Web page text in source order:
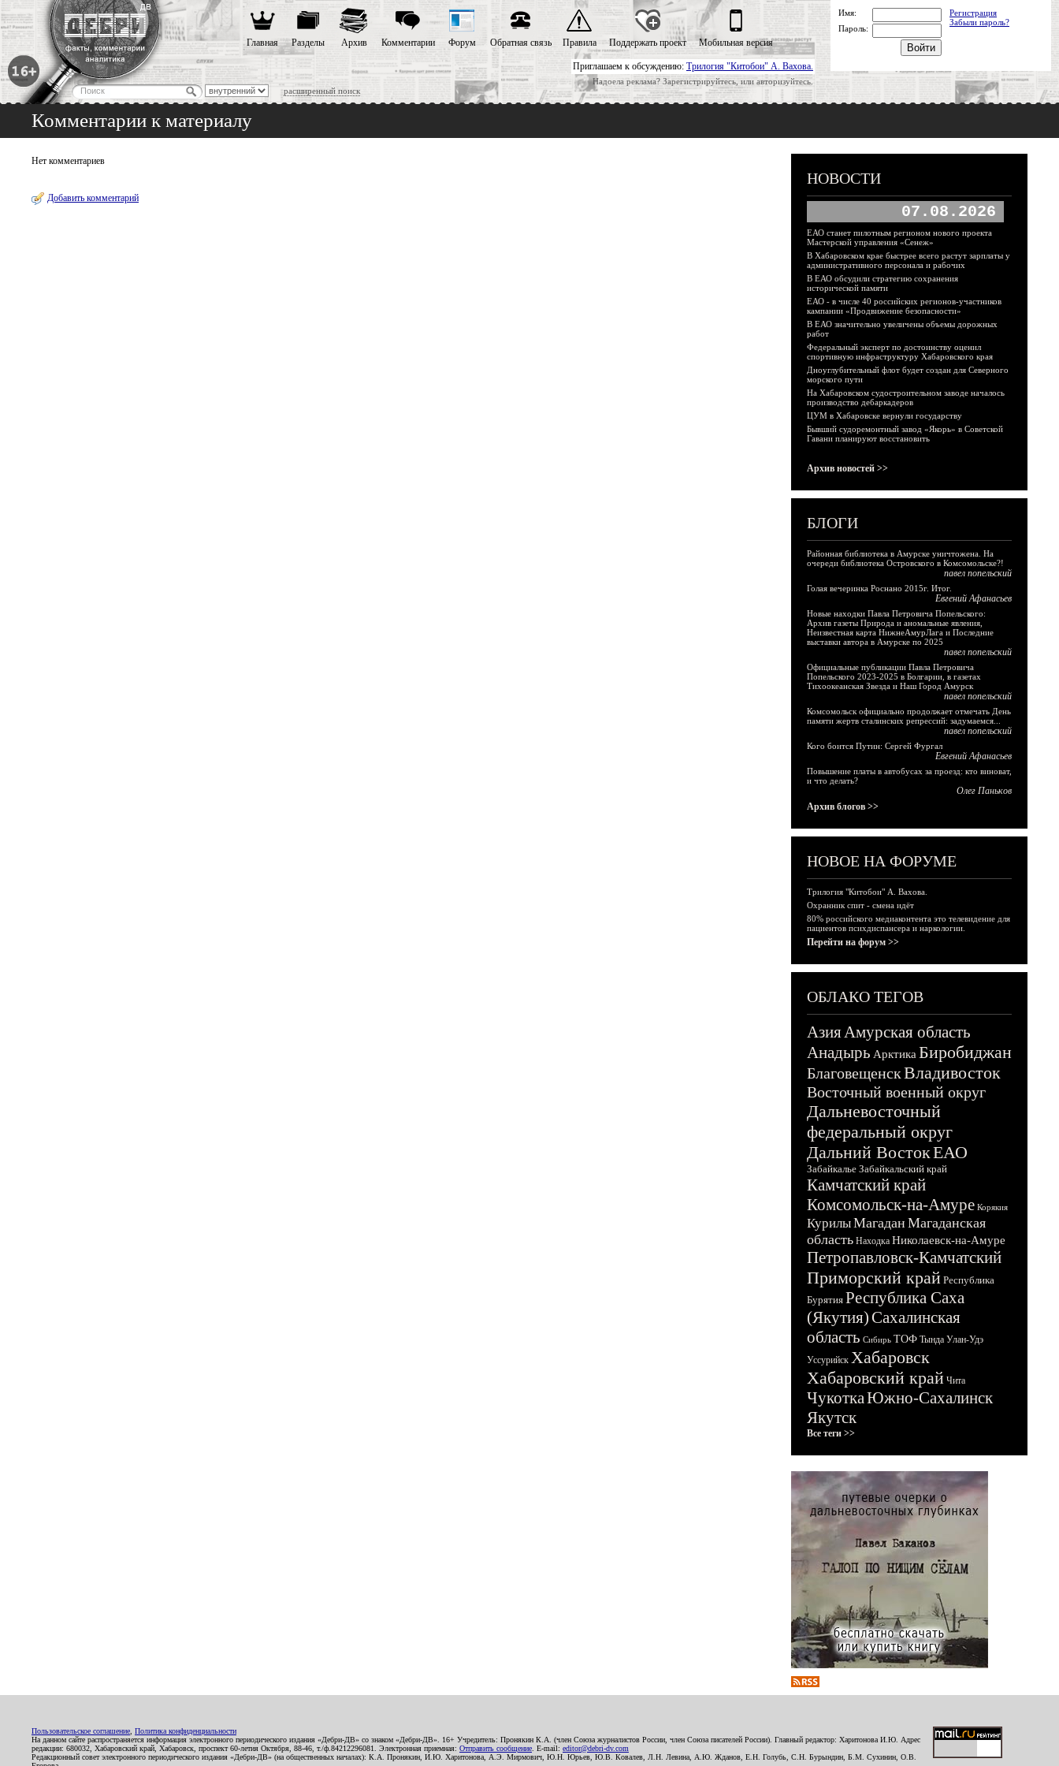
Приглашаем к обсуждению: Трилогия "Китобои" А. Вахова.
Надоела реклама? Зарегистрируйтесь, или авторизуйтесь.
расширенный поиск
Главная Разделы Архив Комментарии Форум Обратная связь Правила Поддержать проект Мобильная версия
Имя:
Регистрация
Забыли пароль?
Пароль:
Комментарии к материалу
Нет комментариев
Добавить комментарий
НОВОСТИ
07.08.2026
ЕАО станет пилотным регионом нового проекта
Мастерской управления «Сенеж»
В Хабаровском крае быстрее всего растут зарплаты у
административного персонала и рабочих
В ЕАО обсудили стратегию сохранения
исторической памяти
ЕАО - в числе 40 российских регионов-участников
кампании «Продвижение безопасности»
В ЕАО значительно увеличены объемы дорожных
работ
Федеральный эксперт по достоинству оценил
спортивную инфраструктуру Хабаровского края
Дноуглубительный флот будет создан для Северного
морского пути
На Хабаровском судостроительном заводе началось
производство дебаркадеров
ЦУМ в Хабаровске вернули государству
Бывший судоремонтный завод «Якорь» в Советской
Гавани планируют восстановить
Архив новостей >>
БЛОГИ
Районная библиотека в Амурске уничтожена. На
очереди библиотека Островского в Комсомольске?!
павел попельский
Голая вечеринка Роснано 2015г. Итог.
Евгений Афанасьев
Новые находки Павла Петровича Попельского:
Архив газеты Природа и аномальные явления,
Неизвестная карта НижнеАмурЛага и Последние
выставки автора в Амурске по 2025
павел попельский
Официальные публикации Павла Петровича
Попельского 2023-2025 в Болгарии, в газетах
Тихоокеанская Звезда и Наш Город Амурск
павел попельский
Комсомольск официально продолжает отмечать День
памяти жертв сталинских репрессий: задумаемся...
павел попельский
Кого боится Путин: Сергей Фургал
Евгений Афанасьев
Повышение платы в автобусах за проезд: кто виноват,
и что делать?
Олег Паньков
Архив блогов >>
НОВОЕ НА ФОРУМЕ
Трилогия "Китобои" А. Вахова.
Охранник спит - смена идёт
80% российского медиаконтента это телевидение для
пациентов психдиспансера и наркологии.
Перейти на форум >>
ОБЛАКО ТЕГОВ
АзияАмурская область
Анадырь Арктика Биробиджан
БлаговещенскВладивосток
Восточный военный округ
Дальневосточный
федеральный округ
Дальний ВостокЕАО
Забайкалье Забайкальский край
Камчатский край
Комсомольск-на-Амуре Корякия
КурилыМагадан Магаданская
область Находка Николаевск-на-Амуре
Петропавловск-Камчатский
Приморский край Республика
Бурятия Республика Саха
(Якутия)Сахалинская
область Сибирь ТОФ Тында Улан-Удэ
Уссурийск Хабаровск
Хабаровский край Чита
ЧукоткаЮжно-Сахалинск
Якутск
Все теги >>
Пользовательское соглашение Политика конфиденциальности
На данном сайте распространяется информация электронного периодического издания «Дебри-ДВ» со знаком «Дебри-ДВ». 16+ Учредитель: Пронякин К.А. (член Союза журналистов России, член Союза писателей России). Главный редактор: Харитонова И.Ю. Адрес
редакции: 680032, Хабаровский край, Хабаровск, проспект 60-летия Октября, 88-46, т./ф.84212296081. Электронная приемная: Отправить сообщение . E-mail: editor@debri-dv.com
Редакционный совет электронного периодического издания «Дебри-ДВ» (на общественных началах): К.А. Пронякин, И.Ю. Харитонова, А.Э. Мирмович, Ю.Н. Юрьев, Ю.В. Ковалев, Л.Н. Левина, А.Ю. Жданов, Е.Н. Голубь, С.Н. Бурындин, Б.М. Сухинин, О.В.